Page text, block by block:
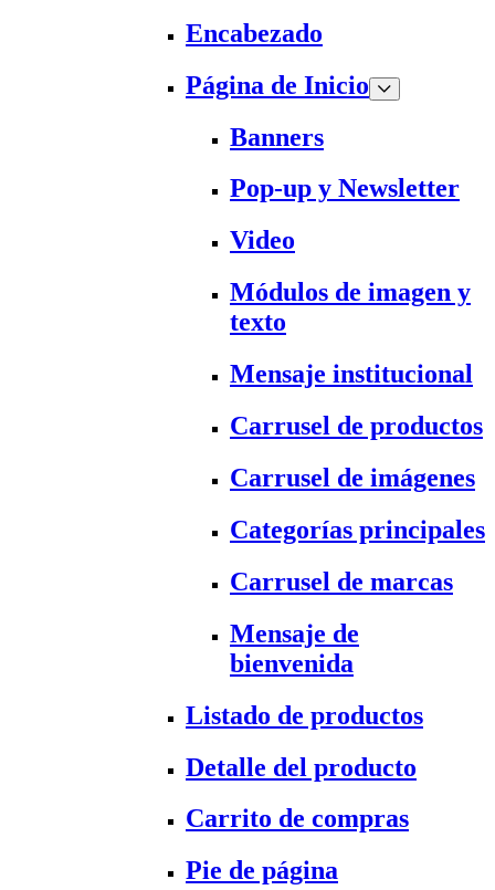
Encabezado
Página de Inicio
Banners
Pop-up y Newsletter
Video
Módulos de imagen y
texto
Mensaje institucional
Carrusel de productos
Carrusel de imágenes
Categorías principales
Carrusel de marcas
Mensaje de
bienvenida
Listado de productos
Detalle del producto
Carrito de compras
Pie de página